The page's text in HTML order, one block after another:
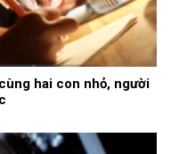
hai con nhỏ, người